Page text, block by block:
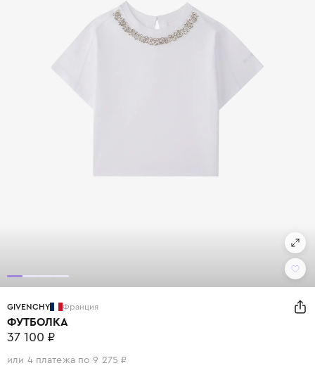
GIVENCHY Франция
ФУТБОЛКА
37 100 ₽
или 4 платежа по 9 275 ₽